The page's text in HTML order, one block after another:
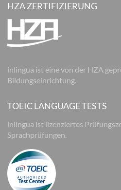
HZA ZERTIFIZIERUNG
inlingua ist eine von der HZA
Bildungseinrichtung.
TOEIC LANGUAGE TESTS
inlingua ist lizenziertes
Sprachprüfungen.